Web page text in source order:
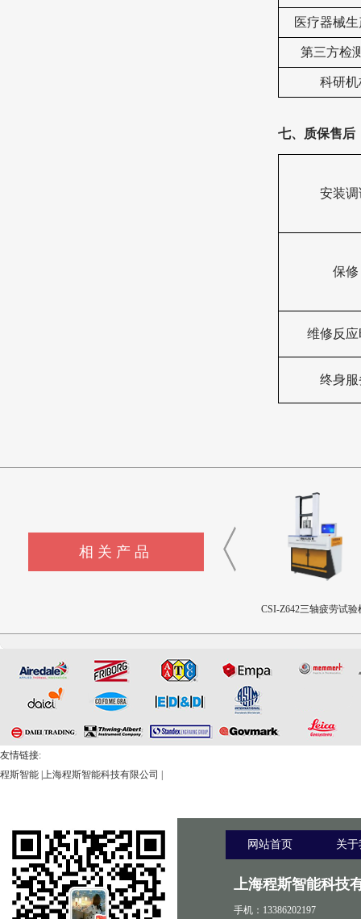
医疗器械
第三方检
科研机
七、质保售后
安装调
保修
维修反
终身服
相关产品
CSI-Z642三轴疲劳试验
友情链接:
程斯智能 上海程斯智能科技有限公司
网站首页 关
上海程斯智能科技
手机：13386202197